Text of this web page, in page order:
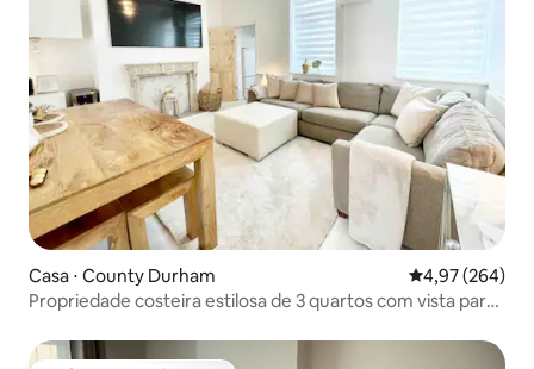
Casa ⋅ County Durham 4,97 de uma
4,97 (264)
Propriedade costeira estilosa de 3 quartos com vista para